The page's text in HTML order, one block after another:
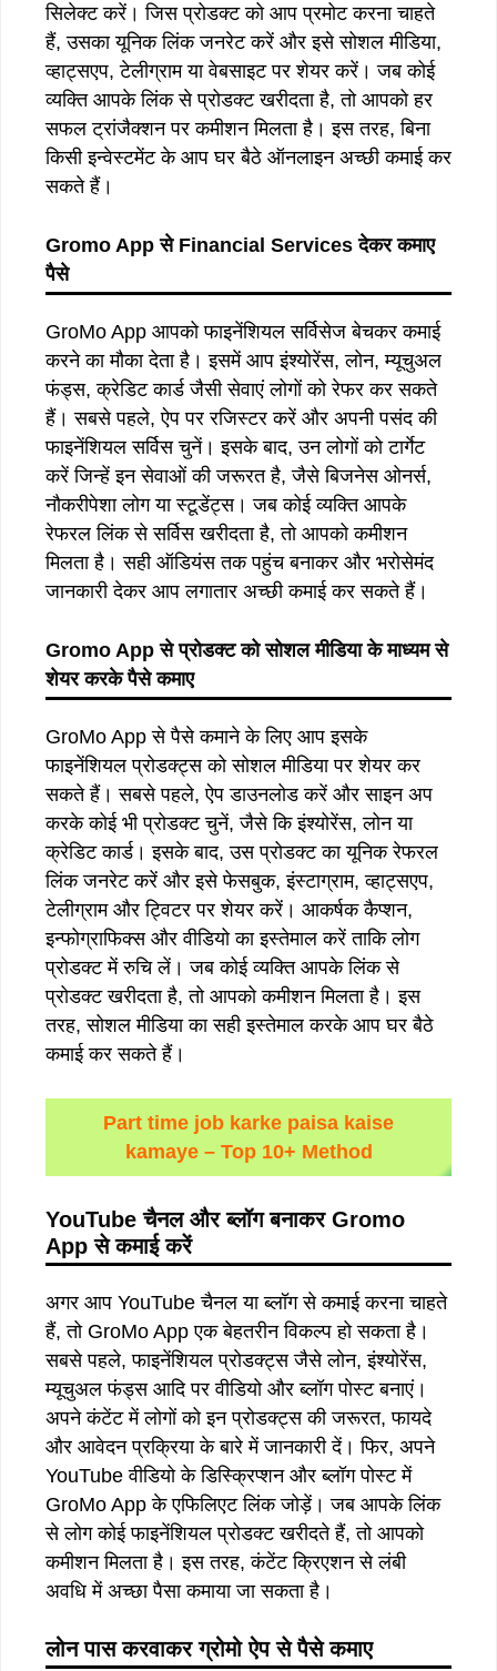
सिलेक्ट करें। जिस प्रोडक्ट को आप प्रमोट करना चाहते
हैं, उसका यूनिक लिंक जनरेट करें और इसे सोशल मीडिया,
व्हाट्सएप, टेलीग्राम या वेबसाइट पर शेयर करें। जब कोई
व्यक्ति आपके लिंक से प्रोडक्ट खरीदता है, तो आपको हर
सफल ट्रांजैक्शन पर कमीशन मिलता है। इस तरह, बिना
किसी इन्वेस्टमेंट के आप घर बैठे ऑनलाइन अच्छी कमाई कर
सकते हैं।
Gromo AppसेFinancial Servicesदेकर कमाए
पैसे
GroMo App आपको फाइनेंशियल सर्विसेज बेचकर कमाई
करने का मौका देता है। इसमें आप इंश्योरेंस, लोन, म्यूचुअल
फंड्स, क्रेडिट कार्ड जैसी सेवाएं लोगों को रेफर कर सकते
हैं। सबसे पहले, ऐप पर रजिस्टर करें और अपनी पसंद की
फाइनेंशियल सर्विस चुनें। इसके बाद, उन लोगों को टार्गेट
करें जिन्हें इन सेवाओं की जरूरत है, जैसे बिजनेस ओनर्स,
नौकरीपेशा लोग या स्टूडेंट्स। जब कोई व्यक्ति आपके
रेफरल लिंक से सर्विस खरीदता है, तो आपको कमीशन
मिलता है। सही ऑडियंस तक पहुंच बनाकर और भरोसेमंद
जानकारी देकर आप लगातार अच्छी कमाई कर सकते हैं।
Gromo Appसे प्रोडक्ट को सोशल मीडिया के माध्यम से
शेयर करके पैसे कमाए
GroMo App से पैसे कमाने के लिए आप इसके
फाइनेंशियल प्रोडक्ट्स को सोशल मीडिया पर शेयर कर
सकते हैं। सबसे पहले, ऐप डाउनलोड करें और साइन अप
करके कोई भी प्रोडक्ट चुनें, जैसे कि इंश्योरेंस, लोन या
क्रेडिट कार्ड। इसके बाद, उस प्रोडक्ट का यूनिक रेफरल
लिंक जनरेट करें और इसे फेसबुक, इंस्टाग्राम, व्हाट्सएप,
टेलीग्राम और ट्विटर पर शेयर करें। आकर्षक कैप्शन,
इन्फोग्राफिक्स और वीडियो का इस्तेमाल करें ताकि लोग
प्रोडक्ट में रुचि लें। जब कोई व्यक्ति आपके लिंक से
प्रोडक्ट खरीदता है, तो आपको कमीशन मिलता है। इस
तरह, सोशल मीडिया का सही इस्तेमाल करके आप घर बैठे
कमाई कर सकते हैं।
Part time job karke paisa kaise
kamaye – Top 10+ Method
YouTubeचैनल और ब्लॉग बनाकरGromo
Appसे कमाई करें
अगर आप YouTube चैनल या ब्लॉग से कमाई करना चाहते
हैं, तो GroMo App एक बेहतरीन विकल्प हो सकता है।
सबसे पहले, फाइनेंशियल प्रोडक्ट्स जैसे लोन, इंश्योरेंस,
म्यूचुअल फंड्स आदि पर वीडियो और ब्लॉग पोस्ट बनाएं।
अपने कंटेंट में लोगों को इन प्रोडक्ट्स की जरूरत, फायदे
और आवेदन प्रक्रिया के बारे में जानकारी दें। फिर, अपने
YouTube वीडियो के डिस्क्रिप्शन और ब्लॉग पोस्ट में
GroMo App के एफिलिएट लिंक जोड़ें। जब आपके लिंक
से लोग कोई फाइनेंशियल प्रोडक्ट खरीदते हैं, तो आपको
कमीशन मिलता है। इस तरह, कंटेंट क्रिएशन से लंबी
अवधि में अच्छा पैसा कमाया जा सकता है।
लोन पास करवाकर ग्रोमो ऐप से पैसे कमाए